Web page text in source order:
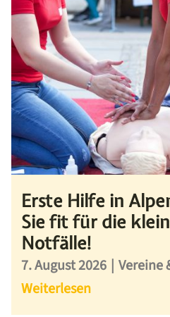
Erste Hilfe in
Sie fit für die
Notfälle!
7. August 2026 | Vereine
Weiterlesen